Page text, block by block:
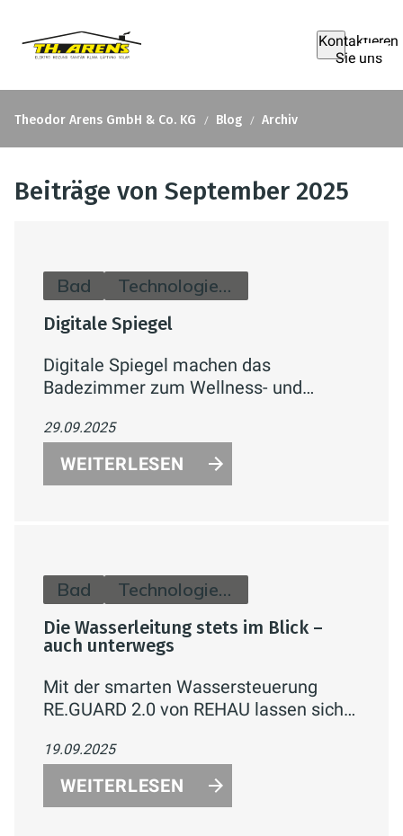
Kontaktieren
Sie uns
Theodor Arens GmbH & Co. KG Blog Archiv
Beiträge von September 2025
Bad Technologie & Zukunft
Digitale Spiegel
Digitale Spiegel machen das
Badezimmer zum Wellness- und
Funktionen, LED-Technik,
Sprachsteuerung und individueller
Gestaltung verbinden sie Komfort,
29.09.2025
WEITERLESEN
Bad Technologie & Zukunft
Die Wasserleitung stets im Blick –
auch unterwegs
Mit der smarten Wassersteuerung
RE.GUARD 2.0 von REHAU lassen sich
verhindern und der Wasserverbrauch
bequem per App überwachen – für
mehr Sicherheit, Komfort und
19.09.2025
WEITERLESEN